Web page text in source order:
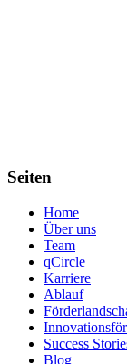
Seiten
Home
Über uns
Team
qCircle
Karriere
Ablauf
Success
Blog